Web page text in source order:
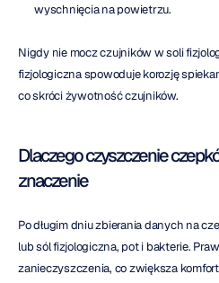
wyschnięcia na powietrzu.
Nigdy nie mocz czujników w soli
fizjologiczna spowoduje korozję
co skróci żywotność czujników.
Dlaczego czyszczenie
znaczenie
Po długim dniu zbierania danych na
lub sól fizjologiczna, pot i bakterie.
zanieczyszczenia, co zwiększa